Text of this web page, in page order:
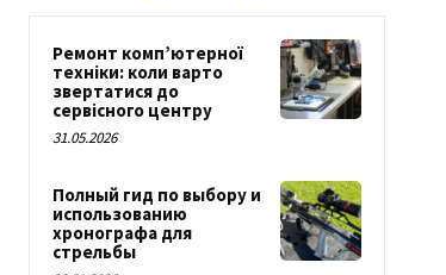
Ремонт комп’ютерної
техніки: коли варто
звертатися до
сервісного центру
31.05.2026
Полный гид по выбору и
использованию
хронографа для
стрельбы